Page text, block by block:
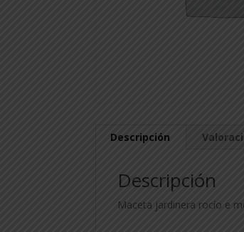
Descripción
Descripción
Maceta jardinera rocío e